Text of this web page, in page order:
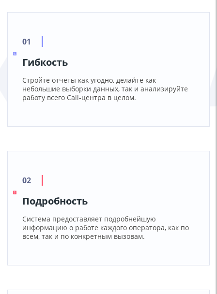
Гибкость
Стройте отчеты как угодно, делайте как
небольшие выборки данных, так и анализируйте
работу всего Call-центра в целом.
Подробность
Система предоставляет подробнейшую
информацию о работе каждого оператора, как по
всем, так и по конкретным вызовам.